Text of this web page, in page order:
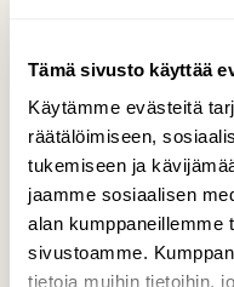
Tämä sivusto käyttää
Käytämme evästeitä
räätälöimiseen,
tukemiseen ja
jaamme sosiaalisen
alan kumppaneillemme
sivustoamme.
tietoja muihin tietoihin,
Irtonumero vain